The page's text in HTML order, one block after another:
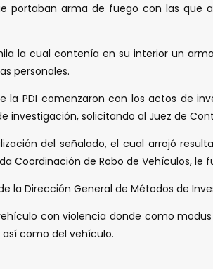
portaban arma de fuego con las
la cual contenía en su interior un
personales.
PDI comenzaron con los actos de
solicitando al Juez de
del señalado, el cual arrojó
Coordinación de Robo de Vehículos,
la Dirección General de Métodos de
con violencia donde como
como del vehículo.